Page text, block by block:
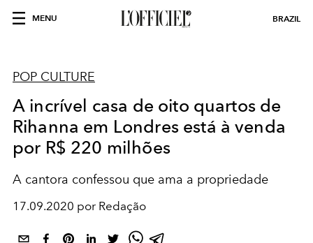
MENU BRAZIL
POP CULTURE
A incrível casa de oito quartos de
Rihanna em Londres está à venda
por R$ 220 milhões
A cantora confessou que ama a propriedade
17.09.2020 por Redação